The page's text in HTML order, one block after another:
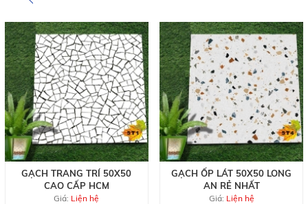
GẠCH TRANG TRÍ 50X50
CAO CẤP HCM
Giá: Liện hệ
GẠCH ỐP LÁT 50X50 LONG
AN RẺ NHẤT
Giá: Liện hệ